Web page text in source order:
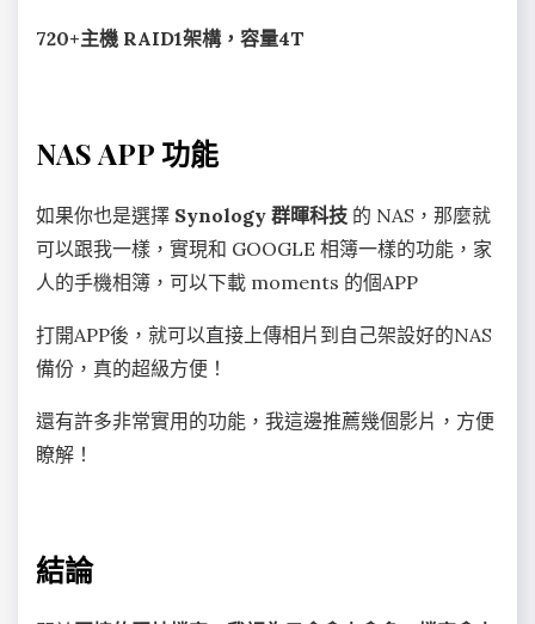
720+主機 RAID1架構，容量4T
NAS APP 功能
如果你也是選擇 Synology 群暉科技 的 NAS，那麼就
可以跟我一樣，實現和 GOOGLE 相簿一樣的功能，家
人的手機相簿，可以下載 moments 的個APP
打開APP後，就可以直接上傳相片到自己架設好的NAS
備份，真的超級方便！
還有許多非常實用的功能，我這邊推薦幾個影片，方便
瞭解！
結論